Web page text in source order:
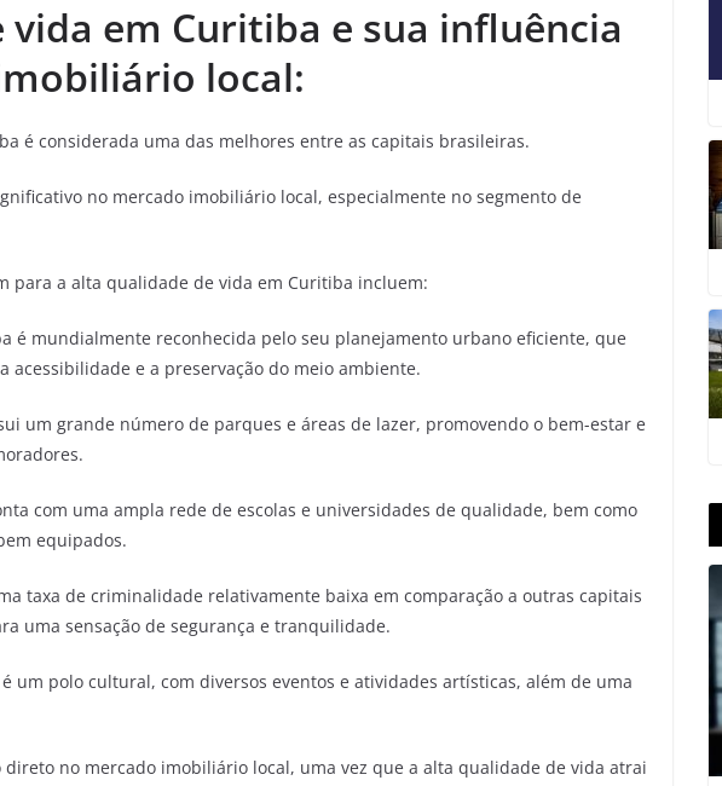
vida em Curitiba e sua influência
local:
é considerada uma das melhores entre as capitais brasileiras.
no mercado imobiliário local, especialmente no segmento de
para a alta qualidade de vida em Curitiba incluem:
é mundialmente reconhecida pelo seu planejamento urbano eficiente, que
acessibilidade e a preservação do meio ambiente.
um grande número de parques e áreas de lazer, promovendo o bem-estar e
com uma ampla rede de escolas e universidades de qualidade, bem como
equipados.
taxa de criminalidade relativamente baixa em comparação a outras capitais
uma sensação de segurança e tranquilidade.
um polo cultural, com diversos eventos e atividades artísticas, além de uma
direto no mercado imobiliário local, uma vez que a alta qualidade de vida atrai